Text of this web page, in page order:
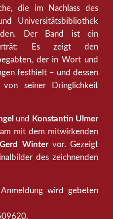
die im Nachlass des
Universitätsbibliothek
Der Band ist ein
Es zeigt den
der in Wort und
festhielt – und dessen
seiner Dringlichkeit
und
Konstantin Ulmer
mit dem mitwirkenden
Wintervor. Gezeigt
des zeichnenden
wird gebeten
.